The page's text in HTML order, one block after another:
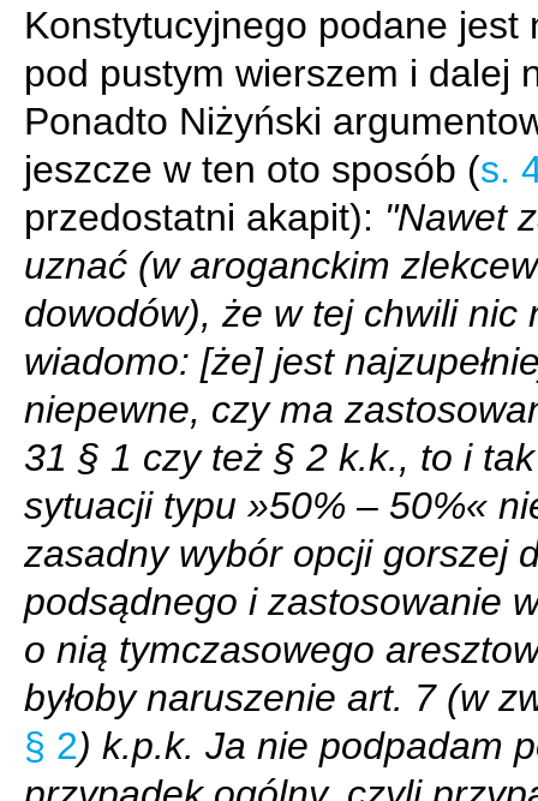
Konstytucyjnego podane jest
pod pustym wierszem i dalej
Ponadto Niżyński
jeszcze w ten oto sposób (s.
przedostatni akapit): "Nawet
uznać (w aroganckim
dowodów), że w tej chwili nic
wiadomo: [że] jest
niepewne, czy ma
31 § 1 czy też § 2 k.k., to i
sytuacji typu »50% – 50%«
zasadny wybór opcji gorszej
podsądnego i zastosowanie
o nią tymczasowego
byłoby naruszenie art. 7 (w
§ 2) k.p.k. Ja nie podpadam